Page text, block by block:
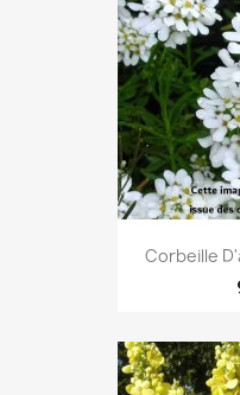
Corbeille